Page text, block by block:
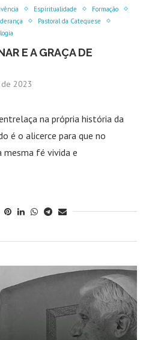
Espiritualidade
Formação
Pastoral da Catequese
E A GRAÇA DE
2023
na própria história da
é o alicerce para que no
fé vivida e